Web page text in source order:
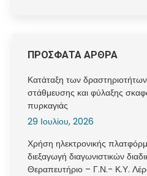
ΠΡΟΣΦΑΤΑ ΑΡΘΡΑ
Κατάταξη των
στάθμευσης και φύλαξης
πυρκαγιάς
29 Ιουλίου, 2026
Χρήση ηλεκτρονικής
διεξαγωγή διαγωνιστικών
Θεραπευτήριο – Γ.Ν.- Κ.Υ.